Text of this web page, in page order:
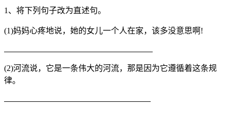
1、将下列句子改为直述句。
(1)妈妈心疼地说，她的女儿一个人在家，该多没意思啊!
(2)河流说，它是一条伟大的河流，那是因为它遵循着这条规
律。